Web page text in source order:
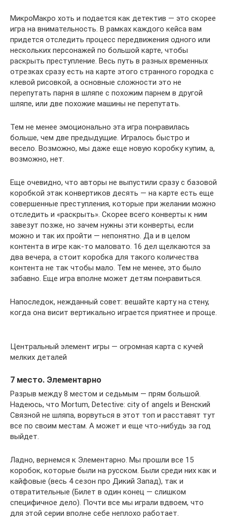
МикроМакро хоть и подается как детектив — это скорее
игра на внимательность. В рамках каждого кейса вам
придется отследить процесс передвижения одного или
нескольких персонажей по большой карте, чтобы
раскрыть преступление. Весь путь в разных временных
отрезках сразу есть на карте этого странного городка с
клевой рисовкой, а основные сложности это не
перепутать парня в шляпе с похожим парнем в другой
шляпе, или две похожие машины не перепутать.
Тем не менее эмоционально эта игра понравилась
больше, чем две предыдущие. Игралось быстро и
весело. Возможно, мы даже еще новую коробку купим, а,
возможно, нет.
Еще очевидно, что авторы не выпустили сразу с базовой
коробкой этак конвертиков десять — на карте есть еще
совершенные преступления, которые при желании можно
отследить и «раскрыть». Скорее всего конверты к ним
завезут позже, но зачем нужны эти конверты, если
можно и так их пройти — непонятно. Да и в целом
контента в игре как-то маловато. 16 дел щелкаются за
два вечера, а стоит коробка для такого количества
контента не так чтобы мало. Тем не менее, это было
забавно. Еще игра вполне может детям понравиться.
Напоследок, нежданный совет: вешайте карту на стену,
когда она висит вертикально играется приятнее и проще.
Центральный элемент игры — огромная карта с кучей
мелких деталей
7 место. Элементарно
Разрыв между 8 местом и седьмым — прям большой.
Надеюсь, что Mortum, Detective: city of angels и Венский
Связной не шляпа, ворвуться в этот топ и расставят тут
все по своим местам. А может и еще что-нибудь за год
выйдет.
Ладно, вернемся к Элементарно. Мы прошли все 15
коробок, которые были на русском. Были среди них как и
кайфовые (весь 4 сезон про Дикий Запад), так и
отвратительные (Билет в один конец — слишком
специфичное дело). Почти все мы играли вдвоем, что
для этой серии вполне себе неплохо работает.